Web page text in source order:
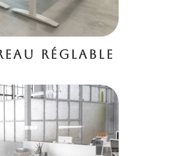
RÉGLABLE